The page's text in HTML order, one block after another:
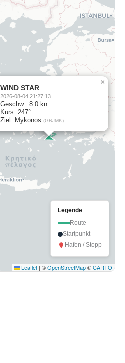
WIND STAR
2026-08-04 21:27:13
Geschw.: 8.0 kn
Kurs: 247°
Ziel: Mykonos (GRJMK)
×
Leaflet | ©OpenStreetMap©CARTO
Legende
Route
Startpunkt
Hafen / Stopp